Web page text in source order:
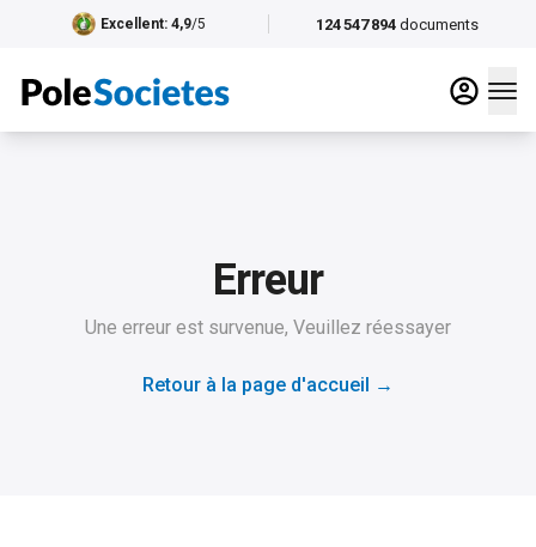
124 547 894 documents
Excellent: 4,9/5
Erreur
Une erreur est survenue, Veuillez réessayer
Retour à la page d'accueil →